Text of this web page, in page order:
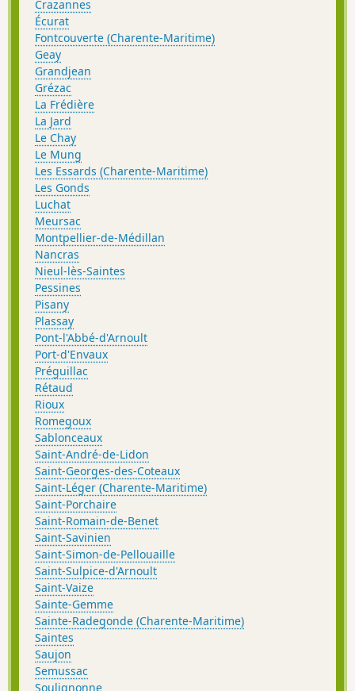
Crazannes
Écurat
Fontcouverte (Charente-Maritime)
Geay
Grandjean
Grézac
La Frédière
La Jard
Le Chay
Le Mung
Les Essards (Charente-Maritime)
Les Gonds
Luchat
Meursac
Montpellier-de-Médillan
Nancras
Nieul-lès-Saintes
Pessines
Pisany
Plassay
Pont-l'Abbé-d'Arnoult
Port-d'Envaux
Préguillac
Rétaud
Rioux
Romegoux
Sablonceaux
Saint-André-de-Lidon
Saint-Georges-des-Coteaux
Saint-Léger (Charente-Maritime)
Saint-Porchaire
Saint-Romain-de-Benet
Saint-Savinien
Saint-Simon-de-Pellouaille
Saint-Sulpice-d'Arnoult
Saint-Vaize
Sainte-Gemme
Sainte-Radegonde (Charente-Maritime)
Saintes
Saujon
Semussac
Soulignonne